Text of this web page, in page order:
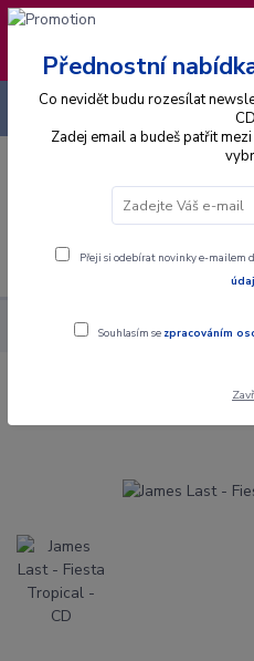
❣️ Od 4.8. do 13.8.
expedice
+420 725 736 293
Alba CD James Last -
James Last - Fiesta
Přednostní
Co nevidět budu rozesílat
Zadej email a budeš patřit
Přeji si odebírat novinky e-mailem
Souhlasím se zpracováním